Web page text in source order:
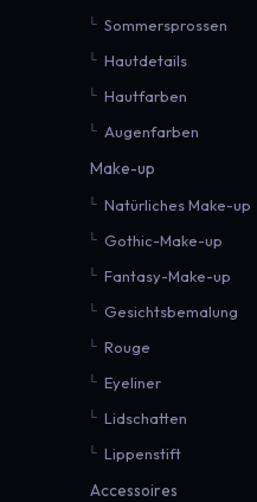
Sommersprossen
Hautdetails
Hautfarben
Augenfarben
Make-up
Natürliches Make-up
Gothic-Make-up
Fantasy-Make-up
Gesichtsbemalung
Rouge
Eyeliner
Lidschatten
Lippenstift
Accessoires